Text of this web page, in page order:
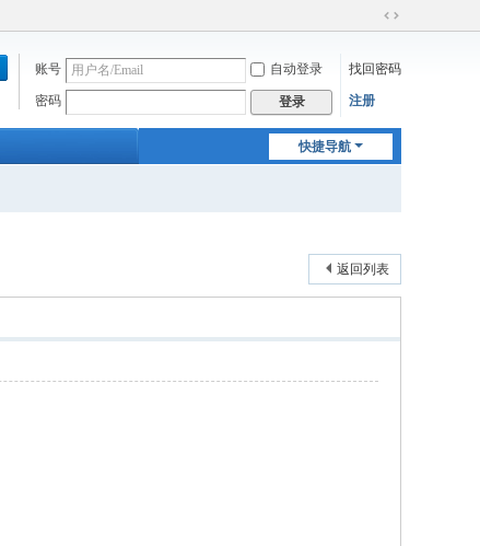
切
到
账号 自动登录 找回密码
密码 登录 注册
快捷导航
返回列表